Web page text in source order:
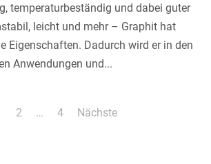
temperaturbeständig und dabei guter
leicht und mehr – Graphit hat
Eigenschaften. Dadurch wird er in den
Anwendungen und...
2 … 4 Nächste